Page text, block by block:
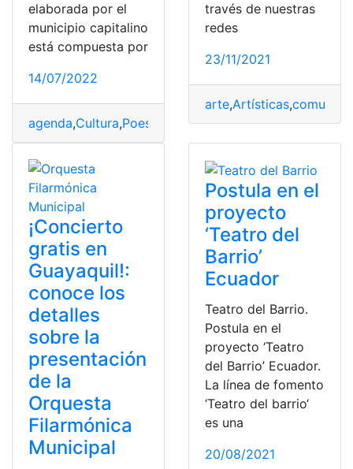
elaborada por el
municipio capitalino
está compuesta por
14/07/2022
agenda,Cultura,Poesía Quito,Teatro
través de nuestras
redes
23/11/2021
arte,Artísticas,
¡Concierto
gratis en
Guayaquil!:
conoce los
detalles
sobre la
presentación
de la
Orquesta
Filarmónica
Municipal
Postula en el
proyecto
‘Teatro del
Barrio’
Ecuador
Teatro del Barrio.
Postula en el
proyecto ‘Teatro
del Barrio’ Ecuador.
La línea de fomento
‘Teatro del barrio‘
es una
20/08/2021